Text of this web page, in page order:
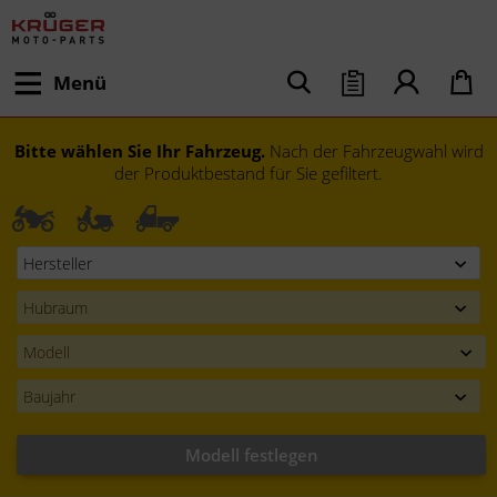
Menü
Bitte wählen Sie Ihr Fahrzeug. Nach der Fahrzeugwahl wird
der Produktbestand für Sie gefiltert.
Modell festlegen